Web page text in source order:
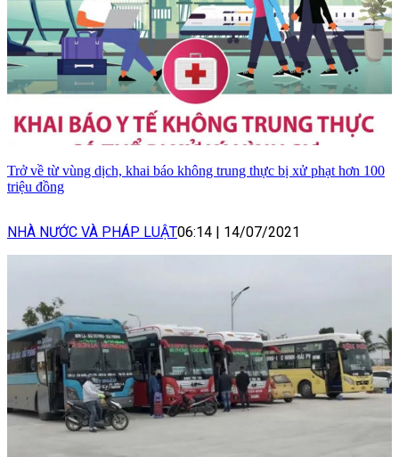
Trở về từ vùng dịch, khai báo không trung thực bị xử phạt hơn 100
triệu đồng
NHÀ NƯỚC VÀ PHÁP LUẬT06:14 14/07/2021